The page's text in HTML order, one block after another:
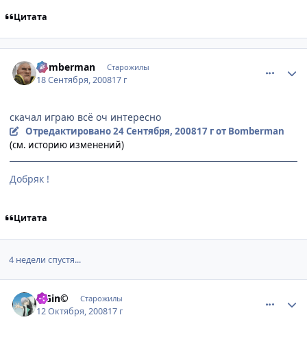
Цитата
Bomberman Старожилы
18 Сентября, 200817 г
скачал играю всё оч интересно
Отредактировано24 Сентября, 200817 гот Bomberman
(см. историю изменений)
Добряк !
Цитата
4 недели спустя...
©Gin© Старожилы
12 Октября, 200817 г